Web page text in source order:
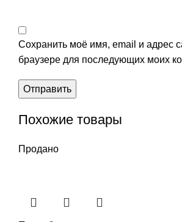
Сохранить моё имя, email и адрес
браузере для последующих моих
Похожие товары
Продано